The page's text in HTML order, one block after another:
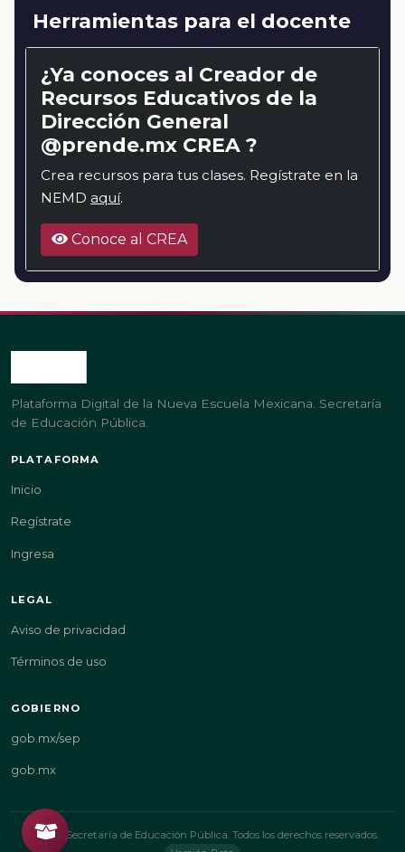
Herramientas para el docente
¿Ya conoces al Creador de
Recursos Educativos de la
Dirección General
@prende.mx CREA ?
Crea recursos para tus clases. Regístrate en la
NEMD aquí.
Conoce al CREA
Plataforma Digital de la Nueva Escuela Mexicana. Secretaría
de Educación Pública.
PLATAFORMA
Inicio
Regístrate
Ingresa
LEGAL
Aviso de privacidad
Términos de uso
GOBIERNO
gob.mx/sep
gob.mx
© 2026 Secretaría de Educación Pública. Todos los derechos reservados.